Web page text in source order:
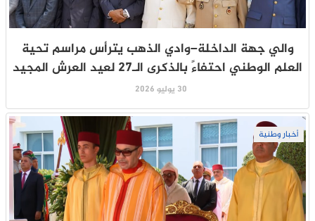
والي جهة الداخلة–وادي الذهب يترأس مراسم تحية
العلم الوطني احتفاءً بالذكرى الـ27 لعيد العرش المجيد
30 يوليو 2026
أخبار وطنية